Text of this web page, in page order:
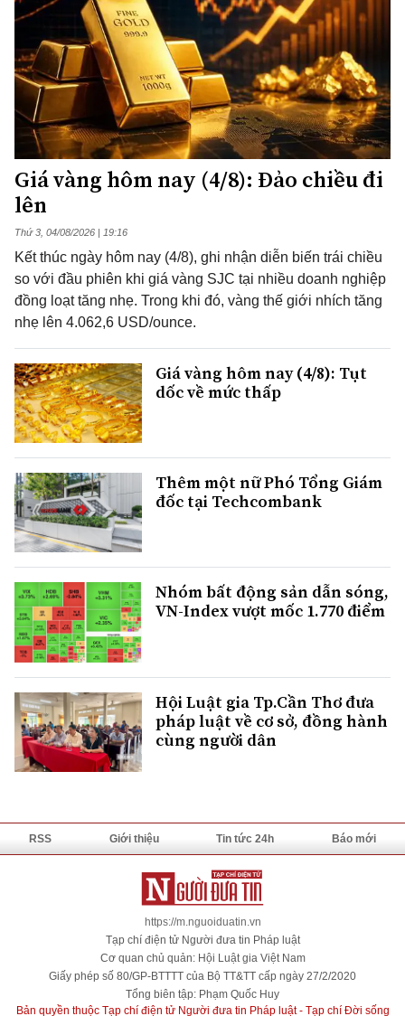
Giá vàng hôm nay (4/8): Đảo chiều đi
lên
Thứ 3, 04/08/2026 | 19:16
Kết thúc ngày hôm nay (4/8), ghi nhận diễn biến trái chiều
so với đầu phiên khi giá vàng SJC tại nhiều doanh nghiệp
đồng loạt tăng nhẹ. Trong khi đó, vàng thế giới nhích tăng
nhẹ lên 4.062,6 USD/ounce.
Giá vàng hôm nay (4/8): Tụt
dốc về mức thấp
Thêm một nữ Phó Tổng Giám
đốc tại Techcombank
Nhóm bất động sản dẫn sóng,
VN-Index vượt mốc 1.770 điểm
Hội Luật gia Tp.Cần Thơ đưa
pháp luật về cơ sở, đồng hành
cùng người dân
RSS Giới thiệu Tin tức 24h Báo mới
https://m.nguoiduatin.vn
Tạp chí điện tử Người đưa tin Pháp luật
Cơ quan chủ quản: Hội Luật gia Việt Nam
Giấy phép số 80/GP-BTTTT của Bộ TT&TT cấp ngày 27/2/2020
Tổng biên tập: Phạm Quốc Huy
Bản quyền thuộc Tạp chí điện tử Người đưa tin Pháp luật - Tạp chí Đời sống